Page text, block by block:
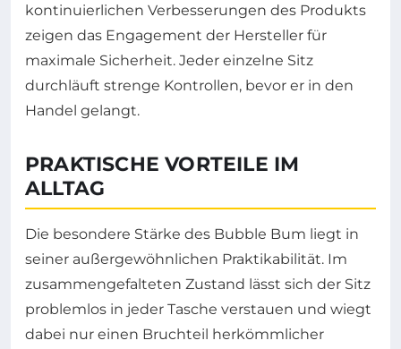
kontinuierlichen Verbesserungen des Produkts
zeigen das Engagement der Hersteller für
maximale Sicherheit. Jeder einzelne Sitz
durchläuft strenge Kontrollen, bevor er in den
Handel gelangt.
PRAKTISCHE VORTEILE IM
ALLTAG
Die besondere Stärke des Bubble Bum liegt in
seiner außergewöhnlichen Praktikabilität. Im
zusammengefalteten Zustand lässt sich der Sitz
problemlos in jeder Tasche verstauen und wiegt
dabei nur einen Bruchteil herkömmlicher